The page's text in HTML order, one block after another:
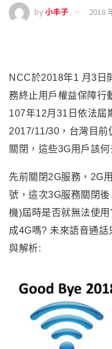
by小丰子 2018
NCC於2018年1 月3日
務終止用戶權益保障行
107年12月31日依法屆
2017/11/30，台灣目前
關閉，這些3G用戶該
先前關閉2G服務，2G
號，這次3G服務關閉
機)屆時是否就無法使
成4G嗎? 未來語音通
與解析: